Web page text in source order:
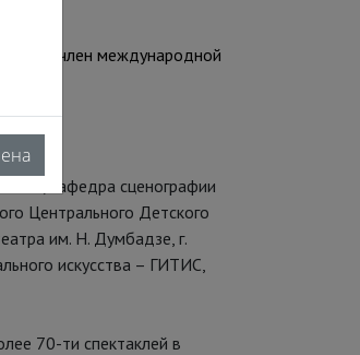
член международной
кино, кафедра сценографии
Центрального Детского
им. Н. Думбадзе, г.
искусства – ГИТИС,
70-ти спектаклей в